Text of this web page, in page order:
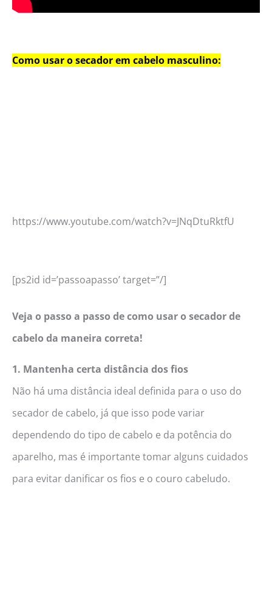
Como usar o secador em cabelo masculino:
https://www.youtube.com/watch?v=JNqDtuRktfU
[ps2id id=’passoapasso’ target=”/]
Veja o passo a passo de como usar o secador de
cabelo da maneira correta!
1. Mantenha certa distância dos fios
Não há uma distância ideal definida para o uso do
secador de cabelo, já que isso pode variar
dependendo do tipo de cabelo e da potência do
aparelho, mas é importante tomar alguns cuidados
para evitar danificar os fios e o couro cabeludo.